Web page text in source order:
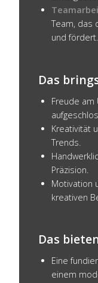
Team, das
und fördert.
Das
Freude am
Kreativität
Trends.
Präzision.
Motivation
kreativen
Das
Eine
einem